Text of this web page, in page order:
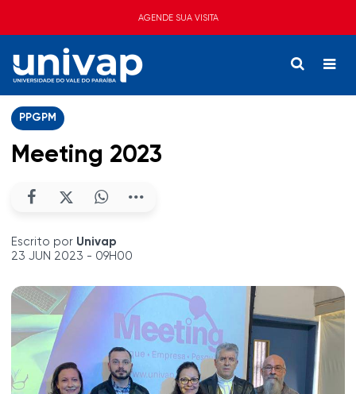
AGENDE SUA VISITA
PPGPM
Meeting 2023
Escrito por Univap
23 JUN 2023 - 09H00